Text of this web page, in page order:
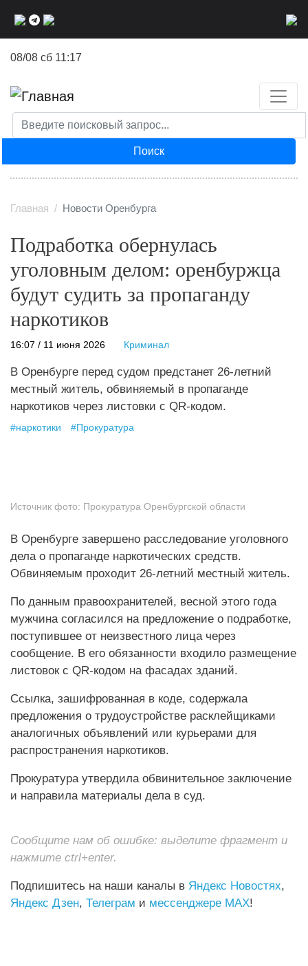
08/08 сб 11:17
Поиск
Главная Новости Оренбурга
Подработка обернулась
уголовным делом: оренбуржца
будут судить за пропаганду
наркотиков
16:07 / 11 июня 2026 Криминал
В Оренбурге перед судом предстанет 26-летний
местный житель, обвиняемый в пропаганде
наркотиков через листовки с QR-кодом.
#наркотики #Прокуратура
Источник фото: Прокуратура Оренбургской области
В Оренбурге завершено расследование уголовного
дела о пропаганде наркотических средств.
Обвиняемым проходит 26-летний местный житель.
По данным правоохранителей, весной этого года
мужчина согласился на предложение о подработке,
поступившее от неизвестного лица через
сообщение. В его обязанности входило размещение
листовок с QR-кодом на фасадах зданий.
Ссылка, зашифрованная в коде, содержала
предложения о трудоустройстве расклейщиками
аналогичных объявлений или курьерами для
распространения наркотиков.
Прокуратура утвердила обвинительное заключение
и направила материалы дела в суд.
Сообщите нам об ошибке: выделите фрагмент и
нажмите ctrl+enter.
Подпишитесь на наши каналы в Яндекс Новостях,
Яндекс Дзен, Телеграм и мессенджере MAX!